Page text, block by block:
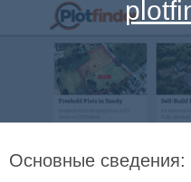
Основные сведения: